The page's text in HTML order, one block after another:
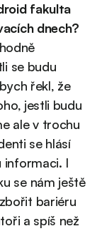
fakulta
dnech?
se budu
řekl, že
jestli budu
ale v trochu
se hlásí
informaci. I
se nám ještě
bariéru
a spíš než